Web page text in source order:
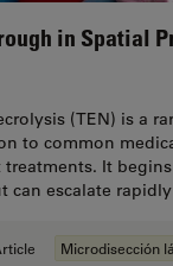
in Spatial
(TEN) is a
to common
It
can escalate
Microdisección